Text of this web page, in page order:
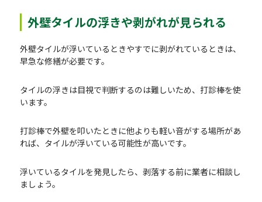
外壁タイルの浮きや剥がれが見られる
外壁タイルが浮いているときやすでに剥がれているときは、
早急な修繕が必要です。
タイルの浮きは目視で判断するのは難しいため、打診棒を使
います。
打診棒で外壁を叩いたときに他よりも軽い音がする場所があ
れば、タイルが浮いている可能性が高いです。
浮いているタイルを発見したら、剥落する前に業者に相談し
ましょう。